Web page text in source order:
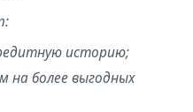
историю;
на более выгодных